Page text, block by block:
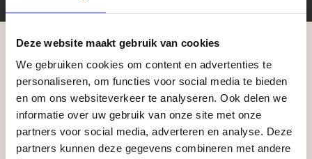
Deze website maakt gebruik van cookies
We gebruiken cookies om content en advertenties te
personaliseren, om functies voor social media te bieden
en om ons websiteverkeer te analyseren. Ook delen we
informatie over uw gebruik van onze site met onze
partners voor social media, adverteren en analyse. Deze
partners kunnen deze gegevens combineren met andere
Kleuren Antraciet, Grijs, Zwart
Eenheid m²
Aangepaste openingstijden tijdens de
vakantieperiode
Waardenburg en Vego Dordrecht hanteren tijdens
de vakantieperiode aangepaste openingstijden op